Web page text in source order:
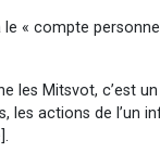
le « compte
les Mitsvot, c’est
les actions de l’un